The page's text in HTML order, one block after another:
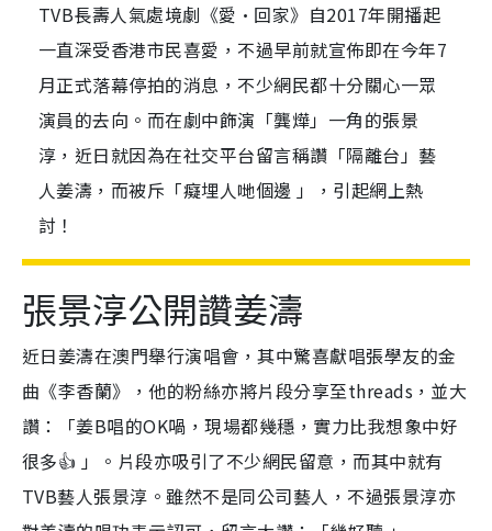
TVB長壽人氣處境劇《愛·回家》自2017年開播起
一直深受香港市民喜愛，不過早前就宣佈即在今年7
月正式落幕停拍的消息，不少網民都十分關心一眾
演員的去向。而在劇中飾演「龔燁」一角的張景
淳，近日就因為在社交平台留言稱讚「隔離台」藝
人姜濤，而被斥「癡埋人哋個邊 」，引起網上熱
討！
張景淳公開讚姜濤
近日姜濤在澳門舉行演唱會，其中驚喜獻唱張學友的金
曲《李香蘭》，他的粉絲亦將片段分享至threads，並大
讚：「姜B唱的OK喎，現場都幾穩，實力比我想象中好
很多👍 」。片段亦吸引了不少網民留意，而其中就有
TVB藝人張景淳。雖然不是同公司藝人，不過張景淳亦